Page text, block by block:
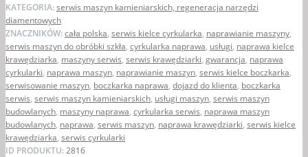
KATEGORIA:serwis maszyn kamieniarskich, regeneracja narzędzi
diamentowych
ZNACZNIKÓW:cała polska,serwis kielce cyrkularka, naprawianie maszyny,
serwis maszyn do obróbki szkła,cyrkularka naprawa, usługi, naprawa kielce
krawędziarka, maszyny serwis,serwis krawędziarki,gwarancja, naprawa
cyrkularki, naprawa maszyn, naprawianie maszyn,serwis kielce boczkarka,
serwisowanie maszyn, boczkarka naprawa,dojazd do klienta, boczkarka
serwis,serwis maszyn kamieniarskich, usługi maszyn,serwis maszyn
budowlanych, maszyny naprawa,cyrkularka serwis, naprawa maszyn
budowlanych, naprawa,serwis maszyn, naprawa krawędziarki,serwis kielce
krawędziarka,serwis cyrkularki
ID PRODUKTU:2816